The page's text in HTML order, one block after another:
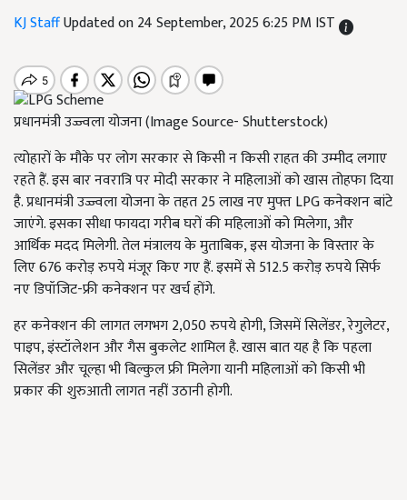
KJ StaffUpdated on 24 September, 2025 6:25 PM IST
प्रधानमंत्री उज्ज्वला योजना (Image Source- Shutterstock)
त्योहारों के मौके पर लोग सरकार से किसी न किसी राहत की उम्मीद लगाए
रहते हैं. इस बार नवरात्रि पर मोदी सरकार ने महिलाओं को खास तोहफा दिया
है. प्रधानमंत्री उज्ज्वला योजना के तहत 25 लाख नए मुफ्त LPG कनेक्शन बांटे
जाएंगे. इसका सीधा फायदा गरीब घरों की महिलाओं को मिलेगा, और
आर्थिक मदद मिलेगी. तेल मंत्रालय के मुताबिक, इस योजना के विस्तार के
लिए 676 करोड़ रुपये मंजूर किए गए हैं. इसमें से 512.5 करोड़ रुपये सिर्फ
नए डिपॉजिट-फ्री कनेक्शन पर खर्च होंगे.
हर कनेक्शन की लागत लगभग 2,050 रुपये होगी, जिसमें सिलेंडर, रेगुलेटर,
पाइप, इंस्टॉलेशन और गैस बुकलेट शामिल है. खास बात यह है कि पहला
सिलेंडर और चूल्हा भी बिल्कुल फ्री मिलेगा यानी महिलाओं को किसी भी
प्रकार की शुरुआती लागत नहीं उठानी होगी.